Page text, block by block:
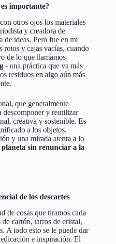
importante?
otros ojos los materiales
y creadora de
de ideas. Pero fue en mi
rotos y cajas vacías, cuando
de lo que llamamos
- una práctica que va más
residuos en algo aún más
que generalmente
descomponer y reutilizar
creativa y sostenible. Es
a los objetos,
y una mirada atenta a lo
sin renunciar a la
de los descartes
de cosas que tiramos cada
cartón, tarros de cristal,
A todo esto se le puede dar
e inspiración. El